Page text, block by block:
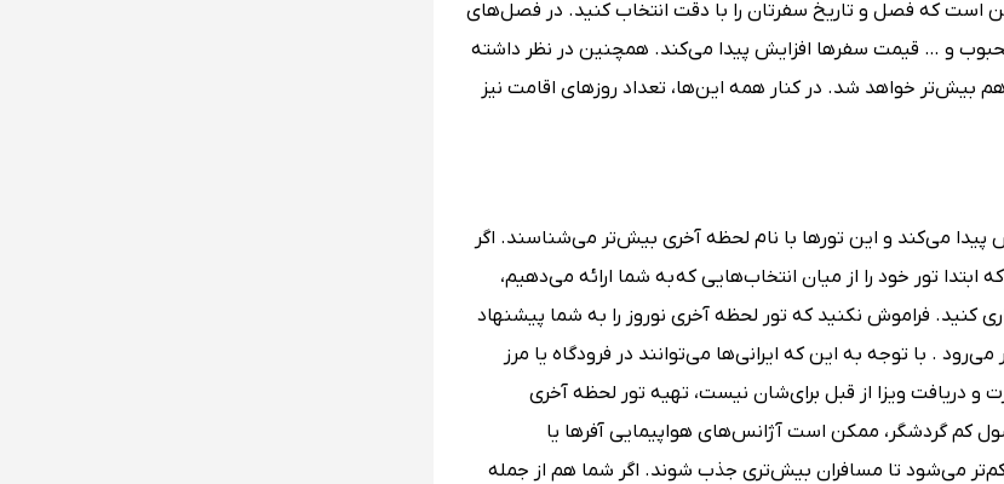
است که فصل و تاریخ سفرتان را با دقت انتخاب کنید. در فصل‌های
و … قیمت سفرها افزایش پیدا می‌کند. همچنین در نظر داشته
خواهد شد. در کنار همه این‌ها، تعداد روزهای اقامت نیز
می‌کند و این تورها با نام لحظه آخری بیش‌تر می‌شناسند. اگر
تور خود را از میان انتخاب‌هایی که به شما ارائه می‌دهیم،
کنید. فراموش نکنید که تور لحظه آخری نوروز را به شما پیشنهاد
. با توجه به این که ایرانی‌ها می‌توانند در فرودگاه یا مرز
و دریافت ویزا از قبل برای‌شان نیست، تهیه تور لحظه آخری
کم گردشگر، ممکن است آژانس‌های هواپیمایی آفرها یا
کم‌تر می‌شود تا مسافران بیش‌تری جذب شوند. اگر شما هم از جمله